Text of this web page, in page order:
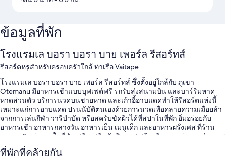
ข้อมูลที่พัก
โรงแรมเล บอรา บอรา บาย เพอร์ล รีสอร์ทส์
รีสอร์ตหรูสำหรับครอบครัวใกล้ ท่าเรือ Vaitape
โรงแรมเล บอรา บอรา บาย เพอร์ล รีสอร์ทส์ ซึ่งตั้งอยู่ใกล้กับ ภูเขา
Otemanu มีอาหารเช้าแบบบุฟเฟต์ฟรี รถรับส่งสนามบิน และบาร์ริมหาด
หาดส่วนตัว บริการนวดบนชายหาด และเก้าอี้อาบแดดทำให้รีสอร์ตแห่งนี้
เหมาะแก่การอาบแดด ปรนนับัติตนเองด้วยการนวดเพื่อคลายความเมื่อยล้า
จากการเล่นกีฬา วารีบำบัด หรือสครับขัดผิวได้ที่สปาในที่พัก อิ่มอร่อยกับ
อาหารเช้า อาหารกลางวัน อาหารเย็น เมนูเด็ก และอาหารฝรั่งเศส ที่ร้าน
อาหาร 3 แห่งภายในที่พักเพลิดเพลินกับฟิตเนส พร้อมกิจกรรมต่างๆ เช่น บาส
เก็ตบอล, การพายเรือคายัค และการดําน้ำสน็อกเกิล ไม่พลาดการเชื่อมต่อ
ด้วยบริการ Wi-Fi ฟรี ความเร็ว 100+ Mbps (เหมาะสำหรับ 1-2 ผู้ใช้ / ไม่เกิน
ที่พักที่คล้ายกัน